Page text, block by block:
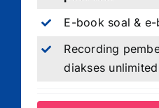
E-book soal &
Recording
diakses unlimited